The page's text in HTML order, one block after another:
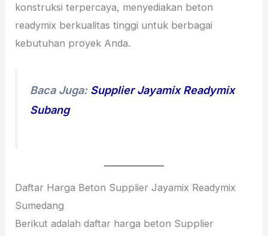
konstruksi terpercaya, menyediakan beton
readymix berkualitas tinggi untuk berbagai
kebutuhan proyek Anda.
Baca Juga: Supplier Jayamix Readymix
Subang
Daftar Harga Beton Supplier Jayamix Readymix
Sumedang
Berikut adalah daftar harga beton Supplier